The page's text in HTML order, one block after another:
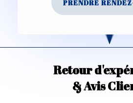
PRENDRE
Retour
& Avis